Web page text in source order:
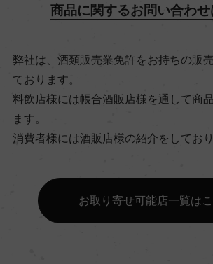
ビオ情報・認証機関
サステナブル農法, 認証無
有機JAS認証
コンクール入賞歴
商品に関するお問い合わ
弊社は、酒類販売業免許をお持ちの販
ております。
料飲店様には帳合酒販店様を通して商
ます。
消費者様には酒販店様の紹介をしてお
お取り寄せ可能店一覧は